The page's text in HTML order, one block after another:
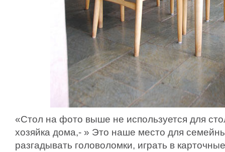
«Стол на фото выше не используется для
хозяйка дома,- » Это наше место для
разгадывать головоломки, играть в